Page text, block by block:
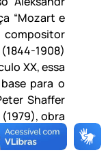
“Mozart e
compositor
1908)
XX, essa
para o
Shaffer
obra
sob a